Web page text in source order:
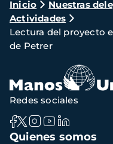
Ruta
de
navegación
Inicio Nuestras
Actividades
Lectura del proyecto
de Petrer
Navegación
Quienes somos
Redes sociales